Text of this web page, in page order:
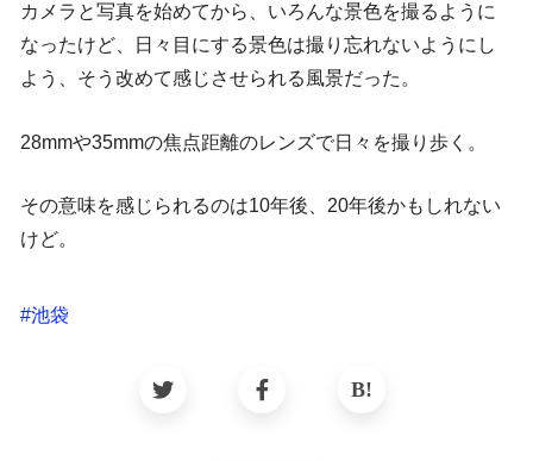
カメラと写真を始めてから、いろんな景色を撮るように
なったけど、日々目にする景色は撮り忘れないようにし
よう、そう改めて感じさせられる風景だった。
28mmや35mmの焦点距離のレンズで日々を撮り歩く。
その意味を感じられるのは10年後、20年後かもしれない
けど。
#池袋